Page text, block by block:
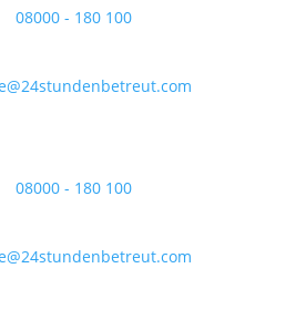
08000 - 180 100
08000 - 180 100